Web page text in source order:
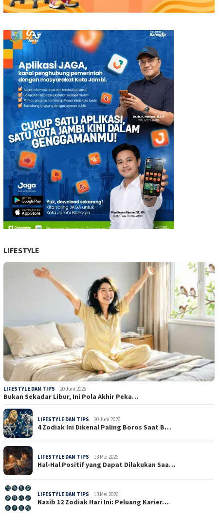
LIFESTYLE
LIFESTYLE DAN TIPS 20 Juni 2026
Bukan Sekadar Libur, Ini Pola Akhir Peka…
LIFESTYLE DAN TIPS 20 Juni 2026
4 Zodiak Ini Dikenal Paling Boros Saat B…
LIFESTYLE DAN TIPS 13 Mei 2026
Hal-Hal Positif yang Dapat Dilakukan Saa…
LIFESTYLE DAN TIPS 13 Mei 2026
Nasib 12 Zodiak Hari Ini: Peluang Karier…